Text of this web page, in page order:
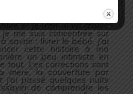
que ce n’est que le
et je n’en ai en réalité
me suis concentrée sur
savoir : livrer le bébé. J’ai
cette histoire à ma
un peu intimiste en
tout. Les corrections sont
mère, la couverture par
j’ai passé quelques nuits
de comprendre les